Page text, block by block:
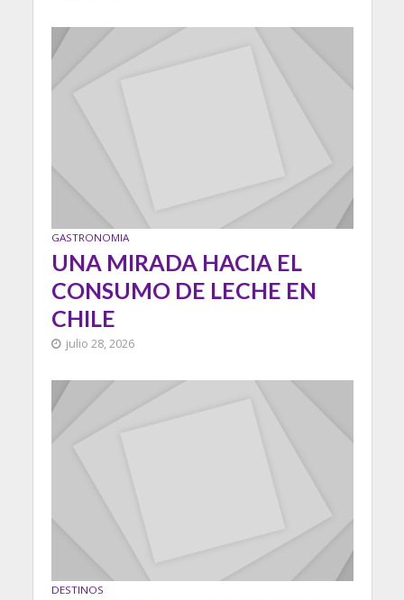
GASTRONOMIA
UNA MIRADA HACIA EL
CONSUMO DE LECHE EN
CHILE
julio 28, 2026
DESTINOS